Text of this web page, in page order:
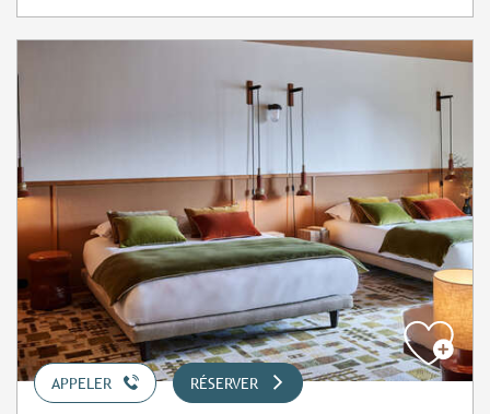
APPELER RÉSERVER